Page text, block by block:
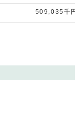
509,035千円